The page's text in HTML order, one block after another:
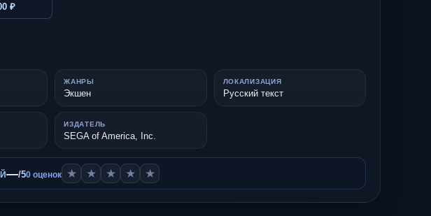
₽
ЖАНРЫ
Экшен
ЛОКАЛИЗАЦИЯ
Русский текст
ИЗДАТЕЛЬ
SEGA of America, Inc.
—/50 оценок ★ ★ ★ ★ ★